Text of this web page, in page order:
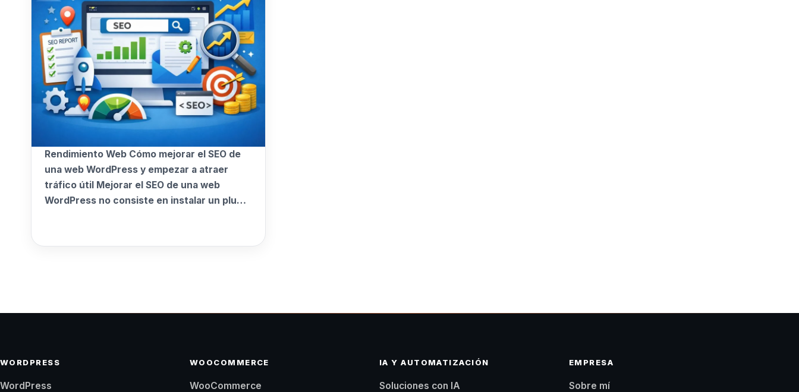
Rendimiento Web Cómo mejorar el SEO de
una web WordPress y empezar a atraer
tráfico útil Mejorar el SEO de una web
WordPress no consiste en instalar un plugin
lógica general de la web para que Google la
WORDPRESS
WordPress
WOOCOMMERCE
WooCommerce
IA Y AUTOMATIZACIÓN
Soluciones con IA
EMPRESA
Sobre mí